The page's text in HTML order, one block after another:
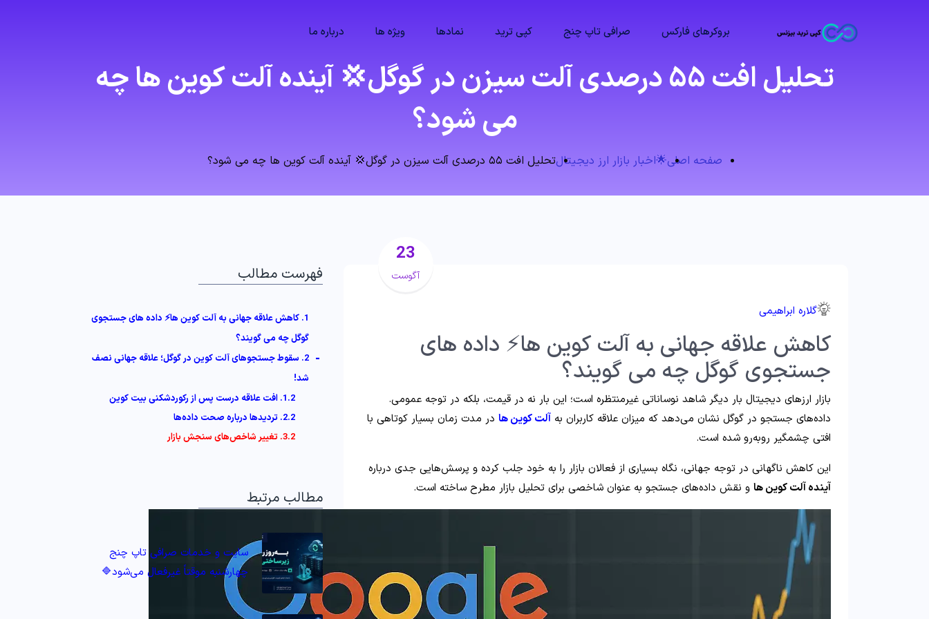
بروکرهای فارکس صرافی تاپ چنج کپی ترید نمادها ویژه ها درباره ما
تحلیل افت ۵۵ درصدی آلت سیزن در گوگل💢 آینده آلت کوین‌ ها چه
می‌ شود؟
صفحه اصلی🌟اخبار بازار ارز دیجیتالتحلیل افت ۵۵ درصدی آلت سیزن در گوگل💢 آینده آلت کوین‌ ها چه می‌ شود؟
23
آگوست
گلاره ابراهیمی
کاهش علاقه جهانی به آلت کوین‌ ها⚡️ داده‌ های
جستجوی گوگل چه می‌ گویند؟
بازار ارزهای دیجیتال بار دیگر شاهد نوساناتی غیرمنتظره است؛ این بار نه در قیمت، بلکه در توجه عمومی.
داده‌های جستجو در گوگل نشان می‌دهد که میزان علاقه کاربران به آلت کوین‌ ها در مدت زمان بسیار کوتاهی با
افتی چشمگیر روبه‌رو شده است.
این کاهش ناگهانی در توجه جهانی، نگاه بسیاری از فعالان بازار را به خود جلب کرده و پرسش‌هایی جدی درباره
آینده آلت کوین‌ ها و نقش داده‌های جستجو به‌ عنوان شاخصی برای تحلیل بازار مطرح ساخته است.
فهرست مطالب
1. کاهش علاقه جهانی به آلت کوین‌ ها⚡️ داده‌ های جستجوی
گوگل چه می‌ گویند؟
2. سقوط جستجوهای آلت‌ کوین در گوگل؛ علاقه جهانی نصف
شد!
-
1.2. افت علاقه درست پس از رکوردشکنی بیت‌ کوین
2.2. تردیدها درباره صحت داده‌ها
3.2. تغییر شاخص‌های سنجش بازار
مطالب مرتبط
سایت و خدمات صرافی تاپ‌ چنج
چهارشنبه موقتاً غیرفعال می‌شود🔷